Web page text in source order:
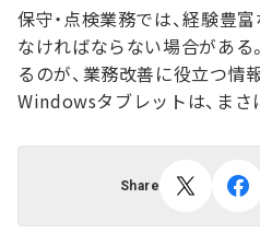
保守・点検業務では、経験豊
なければならない場合があ
るのが、業務改善に役立つ情
Windowsタブレットは、まさ
Share